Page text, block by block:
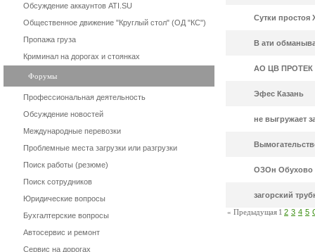
Обсуждение аккаунтов ATI.SU
Общественное движение "Круглый стол" (ОД "КС")
Пропажа груза
Криминал на дорогах и стоянках
Форумы
Профессиональная деятельность
Обсуждение новостей
Международные перевозки
Проблемные места загрузки или разгрузки
Поиск работы (резюме)
Поиск сотрудников
Юридические вопросы
Бухгалтерские вопросы
Автосервис и ремонт
Сервис на дорогах
Сутки
В ати
АО ЦВ ПРОТЕК
Эфес Казань
не выгружает
ОЗОн
загорский
« Предыдущая 1 2 3 4 5